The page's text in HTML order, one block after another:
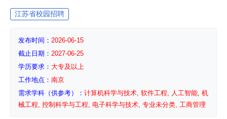
江苏省校园招聘
发布时间： 2026-06-15
截止日期： 2027-06-25
学历要求： 大专及以上
工作地点： 南京
需求学科（供参考）： 计算机科学与技术, 软件工程, 人工智能, 机
械工程, 控制科学与工程, 电子科学与技术, 专业未分类, 工商管理